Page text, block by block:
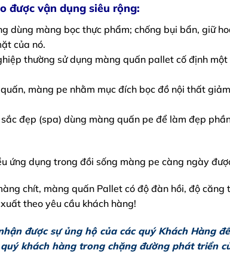
được vận dụng siêu rộng:
dùng màng bọc thực phẩm; chống bụi bẩn, giữ
của nó.
thường sử dụng màng quấn pallet cố định
màng pe nhằm mục đích bọc đồ nội thất
đẹp (spa) dùng màng quấn pe để làm đẹp
ứng dụng trong đồi sống màng pe càng ngày
chít, màng quấn Pallet có độ đàn hồi, độ
theo yêu cầu khách hàng!
được sự ủng hộ của các quý Khách Hàng
quý khách hàng trong chặng đường phát triển